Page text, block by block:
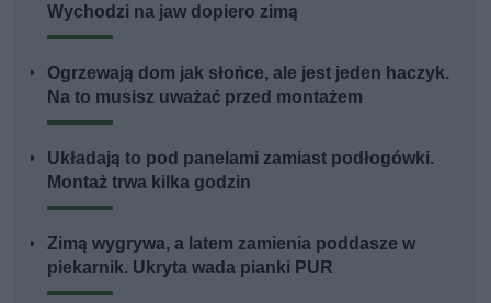
Wychodzi na jaw dopiero zimą
Ogrzewają dom jak słońce, ale jest jeden haczyk.
Na to musisz uważać przed montażem
Układają to pod panelami zamiast podłogówki.
Montaż trwa kilka godzin
Zimą wygrywa, a latem zamienia poddasze w
piekarnik. Ukryta wada pianki PUR